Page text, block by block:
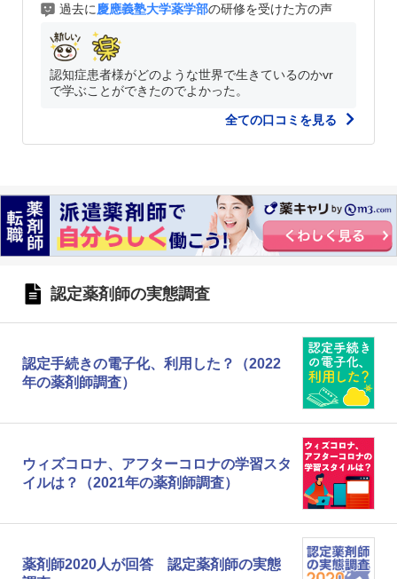
過去に慶應義塾大学薬学部の研修を受けた方の声
認知症患者様がどのような世界で生きているのかvr
で学ぶことができたのでよかった。
全ての口コミを見る
認定薬剤師の実態調査
認定手続きの電子化、利用した？（2022
年の薬剤師調査）
ウィズコロナ、アフターコロナの学習スタ
イルは？（2021年の薬剤師調査）
薬剤師2020人が回答 認定薬剤師の実態